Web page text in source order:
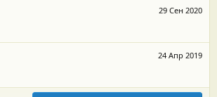
29 Сен 2020
24 Апр 2019